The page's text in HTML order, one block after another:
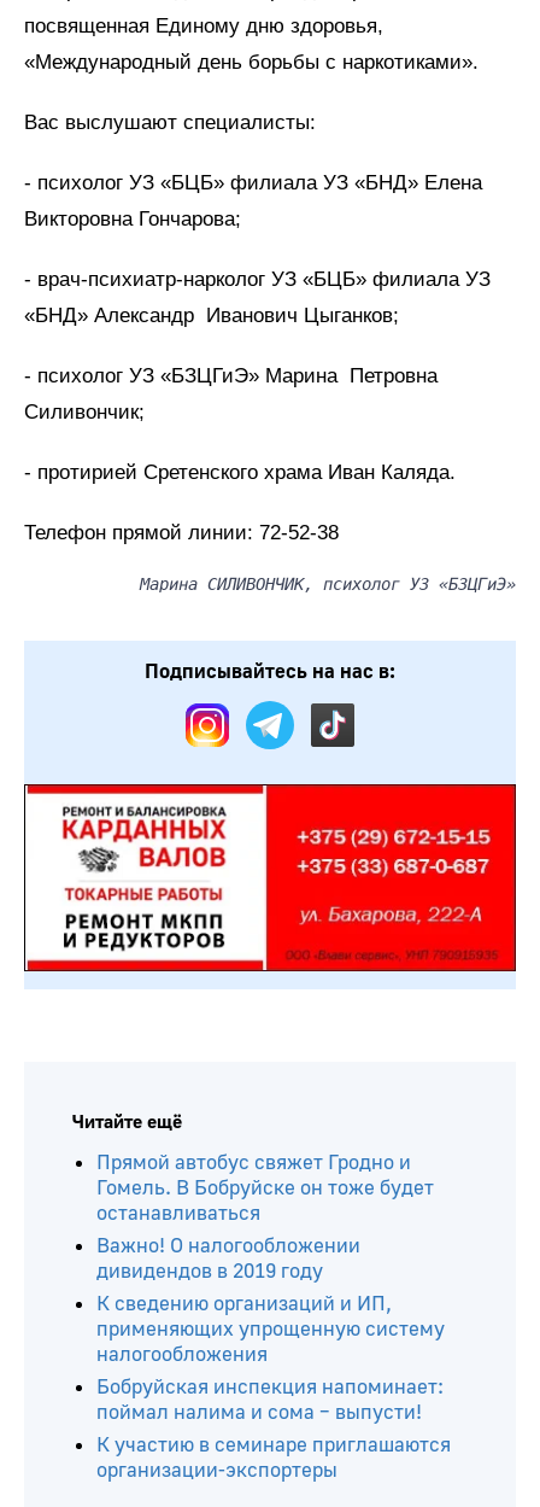
посвященная Единому дню здоровья,
«Международный день борьбы с наркотиками».
Вас выслушают специалисты:
- психолог УЗ «БЦБ» филиала УЗ «БНД» Елена
Викторовна Гончарова;
- врач-психиатр-нарколог УЗ «БЦБ» филиала УЗ
«БНД» Александр Иванович Цыганков;
- психолог УЗ «БЗЦГиЭ» Марина Петровна
Силивончик;
- протирией Сретенского храма Иван Каляда.
Телефон прямой линии: 72-52-38
Марина СИЛИВОНЧИК, психолог УЗ «БЗЦГиЭ»
Подписывайтесь на нас в:
Читайте ещё
Прямой автобус свяжет Гродно и
Гомель. В Бобруйске он тоже будет
останавливаться
Важно! О налогообложении
дивидендов в 2019 году
К сведению организаций и ИП,
применяющих упрощенную систему
налогообложения
Бобруйская инспекция напоминает:
поймал налима и сома – выпусти!
К участию в семинаре приглашаются
организации-экспортеры